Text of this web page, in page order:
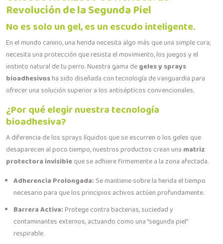
Revolución de la Segunda Piel
No es solo un gel, es un escudo inteligente.
En el mundo canino, una herida necesita algo más que una simple cura;
necesita una protección que resista el movimiento, los juegos y el
instinto natural de tu perro. Nuestra gama degeles y sprays
bioadhesivosha sido diseñada con tecnología de vanguardia para
ofrecer una solución superior a los antisépticos convencionales.
¿Por qué elegir nuestra tecnología
bioadhesiva?
A diferencia de los sprays líquidos que se escurren o los geles que
desaparecen al poco tiempo, nuestros productos crean una matriz
protectora invisibleque se adhiere firmemente a la zona afectada.
Adherencia Prolongada: Se mantiene sobre la herida el tiempo
necesario para que los principios activos actúen profundamente.
Barrera Activa:Protege contra bacterias, suciedad y
contaminantes externos, actuando como una "segunda piel"
respirable.